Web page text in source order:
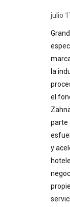
julio
la
el
parte
y